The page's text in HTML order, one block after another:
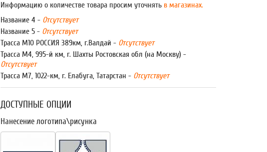
Информацию о количестве товара просим уточнятьв магазинах.
Название 4 - Отсутствует
Название 5 - Отсутствует
Трасса М10 РОССИЯ 389км, г.Валдай - Отсутствует
Трасса М4, 995-й км, г. Шахты Ростовская обл (на Москву) -
Отсутствует
Трасса М7, 1022-км, г. Елабуга, Татарстан - Отсутствует
ДОСТУПНЫЕ ОПЦИИ
Нанесение логотипа\рисунка